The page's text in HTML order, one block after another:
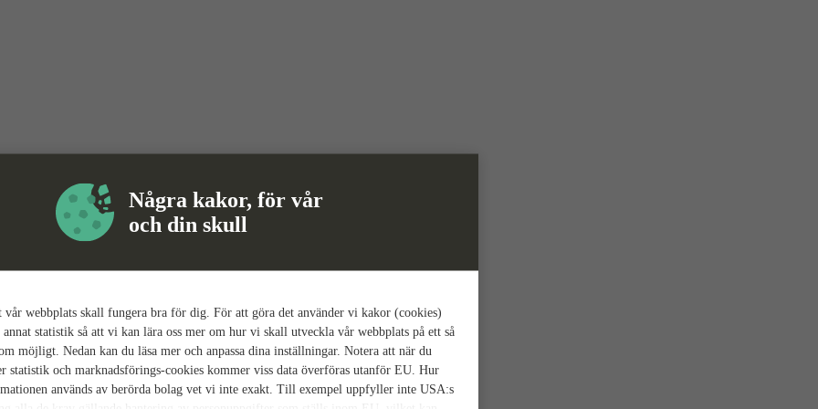
Några kakor, för vår
och din skull
webbplats skall fungera bra för dig. För att göra det använder vi kakor (cookies)
statistik så att vi kan lära oss mer om hur vi skall utveckla vår webbplats på ett så
möjligt. Nedan kan du läsa mer och anpassa dina inställningar. Notera att när du
statistik och marknadsförings-cookies kommer viss data överföras utanför EU. Hur
används av berörda bolag vet vi inte exakt. Till exempel uppfyller inte USA:s